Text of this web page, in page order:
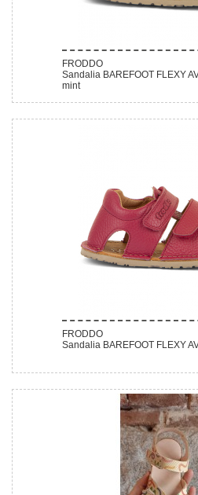
FRODDO
Sandalia BAREFOOT FLEXY
mint
FRODDO
Sandalia BAREFOOT FLEXY